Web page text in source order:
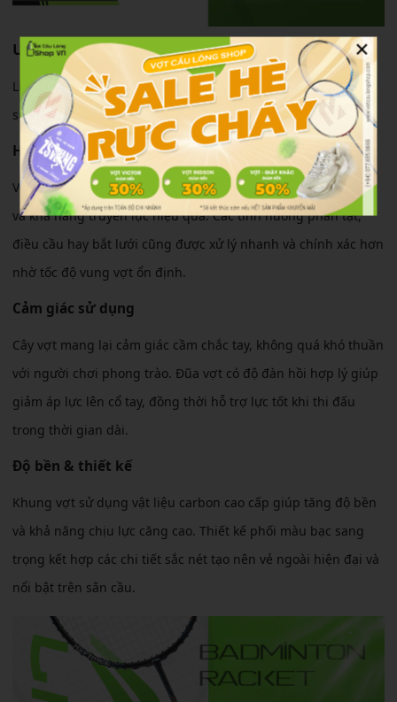
Ưu điểm nổi bật
Lining Sói Bạc được đánh giá cao nhờ khả năng kết hợp giữa
sức mạnh tấn công và độ linh hoạt trong thi đấu thực tế.
Hiệu suất thi đấu
Vợt hỗ trợ tốt cho các pha đập cầu nhờ thiết kế đầu hơi nặng
và khả năng truyền lực hiệu quả. Các tình huống phản tạt,
điều cầu hay bắt lưới cũng được xử lý nhanh và chính xác hơn
nhờ tốc độ vung vợt ổn định.
Cảm giác sử dụng
Cây vợt mang lại cảm giác cầm chắc tay, không quá khó thuần
với người chơi phong trào. Đũa vợt có độ đàn hồi hợp lý giúp
giảm áp lực lên cổ tay, đồng thời hỗ trợ lực tốt khi thi đấu
trong thời gian dài.
Độ bền & thiết kế
Khung vợt sử dụng vật liệu carbon cao cấp giúp tăng độ bền
và khả năng chịu lực căng cao. Thiết kế phối màu bạc sang
trọng kết hợp các chi tiết sắc nét tạo nên vẻ ngoài hiện đại và
nổi bật trên sân cầu.
×